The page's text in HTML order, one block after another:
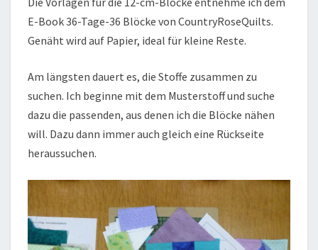
E-Book 36-Tage-36 Blöcke von CountryRoseQuilts.
Genäht wird auf Papier, ideal für kleine Reste.
Am längsten dauert es, die Stoffe zusammen zu
suchen. Ich beginne mit dem Musterstoff und suche
dazu die passenden, aus denen ich die Blöcke nähen
will. Dazu dann immer auch gleich eine Rückseite
heraussuchen.